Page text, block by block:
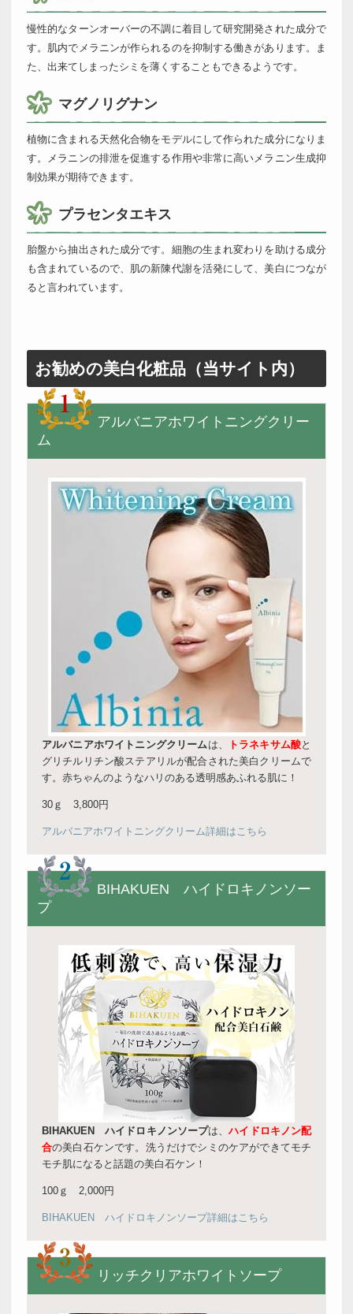
慢性的なターンオーバーの不調に着目して研究開発された成分で
す。肌内でメラニンが作られるのを抑制する働きがあります。ま
た、出来てしまったシミを薄くすることもできるようです。
マグノリグナン
植物に含まれる天然化合物をモデルにして作られた成分になりま
す。メラニンの排泄を促進する作用や非常に高いメラニン生成抑
制効果が期待できます。
プラセンタエキス
胎盤から抽出された成分です。細胞の生まれ変わりを助ける成分
も含まれているので、肌の新陳代謝を活発にして、美白につなが
ると言われています。
お勧めの美白化粧品（当サイト内）
アルバニアホワイトニングクリー
ム
アルバニアホワイトニングクリーム は、 トラネキサム酸と
グリチルリチン酸ステアリルが配合された美白クリームで
す。赤ちゃんのようなハリのある透明感あふれる肌に！
30ｇ 3,800円
アルバニアホワイトニングクリーム詳細はこちら
BIHAKUEN ハイドロキノンソー
プ
BIHAKUEN ハイドロキノンソープは、ハイドロキノン配
合の美白石ケンです。洗うだけでシミのケアができてモチ
モチ肌になると話題の美白石ケン！
100ｇ 2,000円
BIHAKUEN ハイドロキノンソープ詳細はこちら
リッチクリアホワイトソープ